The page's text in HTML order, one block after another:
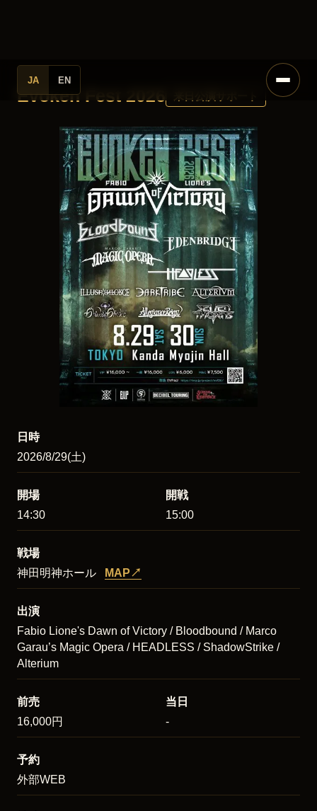
JA EN
Evoken Fest 2026
日時
2026/8/29(土)
開場
14:30
開戦
15:00
戦場
神田明神ホール
MAP↗
出演
Fabio Lione's Dawn of Victory / Bloodbound / Marco
Garau’s Magic Opera / HEADLESS / ShadowStrike /
Alterium
前売
16,000円
当日
-
予約
外部WEB